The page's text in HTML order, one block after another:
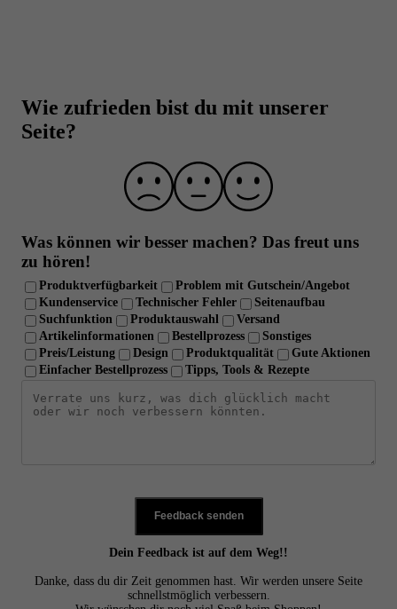
AT)
Laborgeprüfte Qualität und strenge
Über 10 Jahre Erfahrung
Wie zufrieden bist du mit unserer
Seite?
Was können wir besser machen? Das freut uns
zu hören!
Produktverfügbarkeit
Problem mit Gutschein/Angebot
Kundenservice
Technischer Fehler
Seitenaufbau
Suchfunktion
Produktauswahl
Versand
Artikelinformationen
Bestellprozess
Sonstiges
Preis/Leistung
Design Produktqualität
Gute Aktionen
Einfacher Bestellprozess
Tipps, Tools & Rezepte
Feedback senden
Dein Feedback ist auf dem Weg!!
Danke, dass du dir Zeit genommen hast. Wir werden unsere Seite
schnellstmöglich verbessern.